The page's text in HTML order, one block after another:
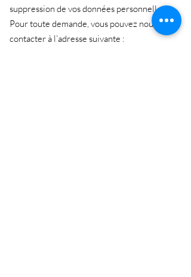
suppression de vos données personnelles.
Pour toute demande, vous pouvez nous
contacter à l’adresse suivante :